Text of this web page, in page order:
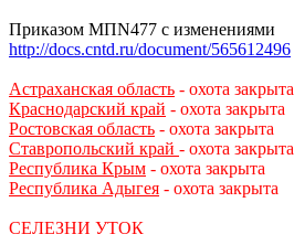
Приказом МПN477 с изменениями
http://docs.cntd.ru/document/565612496
Астраханская область - охота закрыта
Краснодарский край - охота закрыта
Ростовская область - охота закрыта
Ставропольский край - охота закрыта
Республика Крым - охота закрыта
Республика Адыгея - охота закрыта
СЕЛЕЗНИ УТОК